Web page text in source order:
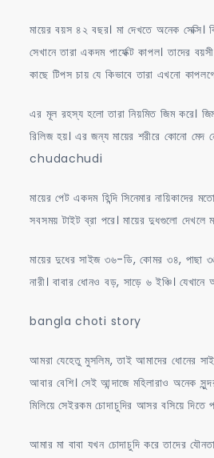
মায়ের বয়স ৪২ বছর। মা দেখতে অনেক সেক্সি।
সেখানে তারা একদম পার্ফেক্ট কাপল। তাদের
কাছে টিপস চায় যে কিভাবে তারা এখনো
এর মূল রহস্য হলো তারা নিয়মিত জিম করে।
রিলিজ হয়। এর জন্য মায়ের শরীরে কোনো
chudachudi
মায়ের পেট একদম হিন্দি সিনেমার নায়িকাদের
সবসময় টাইট ব্রা পরে। মায়ের দুধগুলো দেখলে
মায়ের দুধের সাইজ ৩৬-ডি, কোমর ৩৪, পাছা
নারী। বাবার ধোনও বড়, সাড়ে ৬ ইঞ্চি। যেখানে
bangla choti story
আমরা যেহেতু মুসলিম, তাই আমাদের ধোনের
আবার বেশি। সেই আন্দাজে মহিলারাও অনেক
মিলিয়ে সেইরকম চোদাচুদির আসর বসিয়ে দিতে
আমার মা বাবা যখন চোদাচুদি করে তাদের